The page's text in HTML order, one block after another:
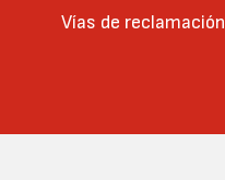
Vías de reclamación